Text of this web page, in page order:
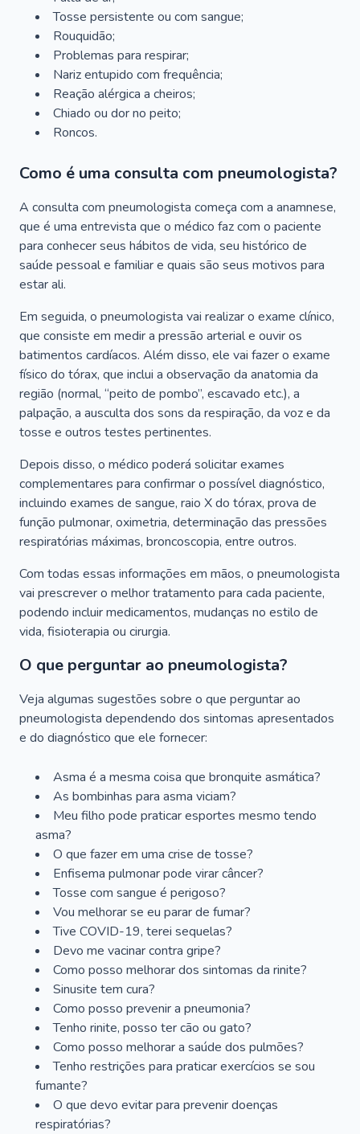
Tosse persistente ou com sangue;
Rouquidão;
Problemas para respirar;
Nariz entupido com frequência;
Reação alérgica a cheiros;
Chiado ou dor no peito;
Roncos.
Como é uma consulta com pneumologista?
A consulta com pneumologista começa com a anamnese,
que é uma entrevista que o médico faz com o paciente
para conhecer seus hábitos de vida, seu histórico de
saúde pessoal e familiar e quais são seus motivos para
estar ali.
Em seguida, o pneumologista vai realizar o exame clínico,
que consiste em medir a pressão arterial e ouvir os
batimentos cardíacos. Além disso, ele vai fazer o exame
físico do tórax, que inclui a observação da anatomia da
região (normal, “peito de pombo”, escavado etc.), a
palpação, a ausculta dos sons da respiração, da voz e da
tosse e outros testes pertinentes.
Depois disso, o médico poderá solicitar exames
complementares para confirmar o possível diagnóstico,
incluindo exames de sangue, raio X do tórax, prova de
função pulmonar, oximetria, determinação das pressões
respiratórias máximas, broncoscopia, entre outros.
Com todas essas informações em mãos, o pneumologista
vai prescrever o melhor tratamento para cada paciente,
podendo incluir medicamentos, mudanças no estilo de
vida, fisioterapia ou cirurgia.
O que perguntar ao pneumologista?
Veja algumas sugestões sobre o que perguntar ao
pneumologista dependendo dos sintomas apresentados
e do diagnóstico que ele fornecer:
Asma é a mesma coisa que bronquite asmática?
As bombinhas para asma viciam?
Meu filho pode praticar esportes mesmo tendo
asma?
O que fazer em uma crise de tosse?
Enfisema pulmonar pode virar câncer?
Tosse com sangue é perigoso?
Vou melhorar se eu parar de fumar?
Tive COVID-19, terei sequelas?
Devo me vacinar contra gripe?
Como posso melhorar dos sintomas da rinite?
Sinusite tem cura?
Como posso prevenir a pneumonia?
Tenho rinite, posso ter cão ou gato?
Como posso melhorar a saúde dos pulmões?
Tenho restrições para praticar exercícios se sou
fumante?
O que devo evitar para prevenir doenças
respiratórias?